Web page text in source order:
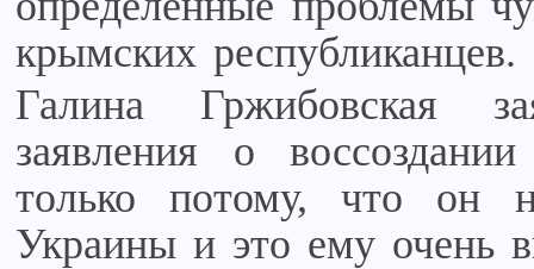
крымских республиканцев.
Галина Гржибовская
заявления о воссоздании
только потому, что он
Украины и это ему очень